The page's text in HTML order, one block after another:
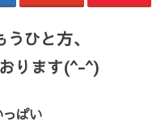
ひと方、
ります(^-^)
ぱい